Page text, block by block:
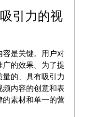
引力的视
是关键。用户对
的效果。为了提
的、具有吸引力
内容的创意和表
素材和单一的营